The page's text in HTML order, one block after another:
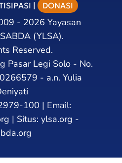
| DONASI
- 2026 Yayasan
(YLSA).
Reserved.
Pasar Legi Solo - No.
- a.n. Yulia
100 | Email:
| Situs: ylsa.org -